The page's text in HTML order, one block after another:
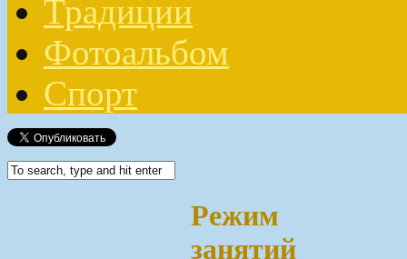
Традиции
Фотоальбом
Спорт
Режим
занятий